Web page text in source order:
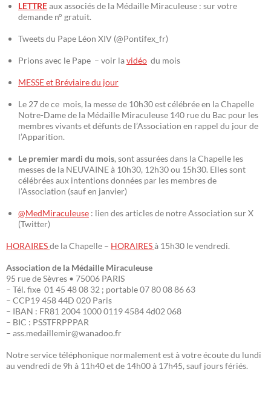
LETTREaux associés de la Médaille Miraculeuse : sur votre
demande n° gratuit.
Tweets du Pape Léon XIV (@Pontifex_fr)
Prions avec le Pape – voir lavidéo du mois
MESSE et Bréviaire du jour
Le 27 de ce mois, la messe de 10h30 est célébrée en la Chapelle
Notre-Dame de la Médaille Miraculeuse 140 rue du Bac pour les
membres vivants et défunts de l’Association en rappel du jour de
l’Apparition.
Le premier mardi du mois, sont assurées dans la Chapelle les
messes de la NEUVAINE à 10h30, 12h30 ou 15h30. Elles sont
célébrées aux intentions données par les membres de
l’Association (sauf en janvier)
@MedMiraculeuse : lien des articles de notre Association sur X
(Twitter)
HORAIRESde la Chapelle – HORAIRESà 15h30 le vendredi.
Association de la Médaille Miraculeuse
95 rue de Sèvres • 75006 PARIS
– Tél. fixe 01 45 48 08 32 ; portable 07 80 08 86 63
– CCP19 458 44D 020 Paris
– IBAN : FR81 2004 1000 0119 4584 4d02 068
– BIC : PSSTFRPPPAR
– ass.medaillemir@wanadoo.fr
Notre service téléphonique normalement est à votre écoute du lundi
au vendredi de 9h à 11h40 et de 14h00 à 17h45, sauf jours fériés.